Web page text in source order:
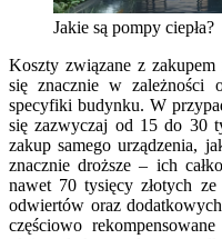
Jakie są pompy ciepła?
Koszty związane z
się znacznie w zależności
specyfiki budynku. W
się zazwyczaj od 15 do 30
zakup samego urządzenia,
znacznie droższe – ich
nawet 70 tysięcy złotych
odwiertów oraz
częściowo